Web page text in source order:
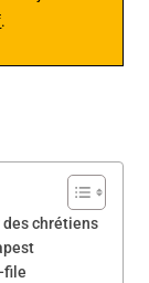
.
chrétiens
file